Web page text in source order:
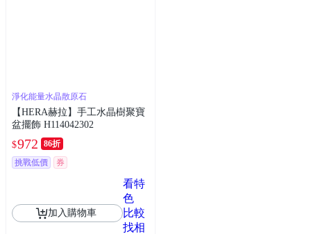
淨化能量水晶散原石
【HERA赫拉】手工水晶樹聚寶
盆擺飾 H114042302
$972
86折
挑戰低價
券
加入購物車
看特
色
比較
找相